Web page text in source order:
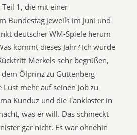
1, die mit einer
Bundestag jeweils im Juni und
deutscher WM-Spiele herum
kommt dieses Jahr? Ich würde
Merkels sehr begrüßen,
Ölprinz zu Guttenberg
mehr auf seinen Job zu
Kunduz und die Tanklaster in
was er will. Das schmeckt
gar nicht. Es war ohnehin